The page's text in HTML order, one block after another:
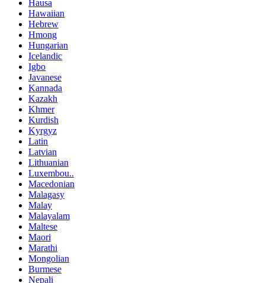
Hausa
Hawaiian
Hebrew
Hmong
Hungarian
Icelandic
Igbo
Javanese
Kannada
Kazakh
Khmer
Kurdish
Kyrgyz
Latin
Latvian
Lithuanian
Luxembou..
Macedonian
Malagasy
Malay
Malayalam
Maltese
Maori
Marathi
Mongolian
Burmese
Nepali